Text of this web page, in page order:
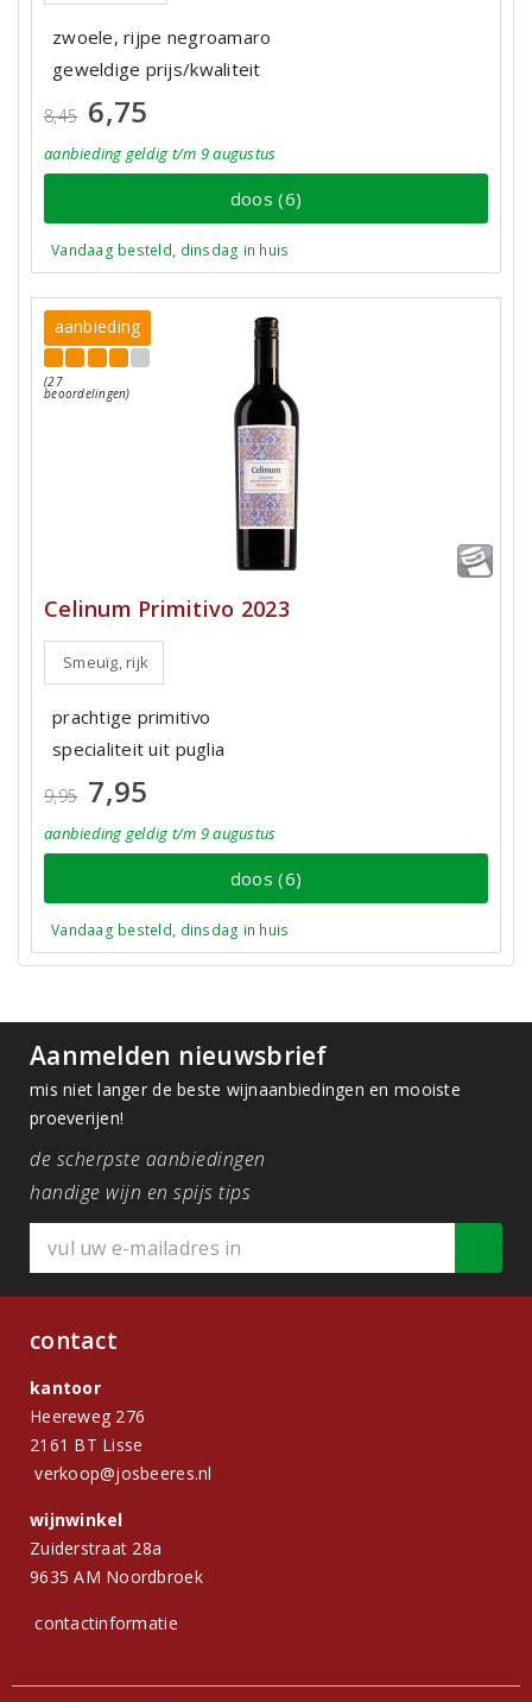
zwoele, rijpe negroamaro
geweldige prijs/kwaliteit
8,45 6,75
aanbieding geldig t/m 9 augustus
doos (6)
Vandaag besteld, dinsdag in huis
aanbieding
(27
beoordelingen)
Celinum Primitivo 2023
Smeuïg, rijk
prachtige primitivo
specialiteit uit puglia
9,95 7,95
aanbieding geldig t/m 9 augustus
doos (6)
Vandaag besteld, dinsdag in huis
Aanmelden nieuwsbrief
mis niet langer de beste wijnaanbiedingen en mooiste
proeverijen!
de scherpste aanbiedingen
handige wijn en spijs tips
contact
kantoor
Heereweg 276
2161 BT Lisse
verkoop@josbeeres.nl
wijnwinkel
Zuiderstraat 28a
9635 AM Noordbroek
contactinformatie